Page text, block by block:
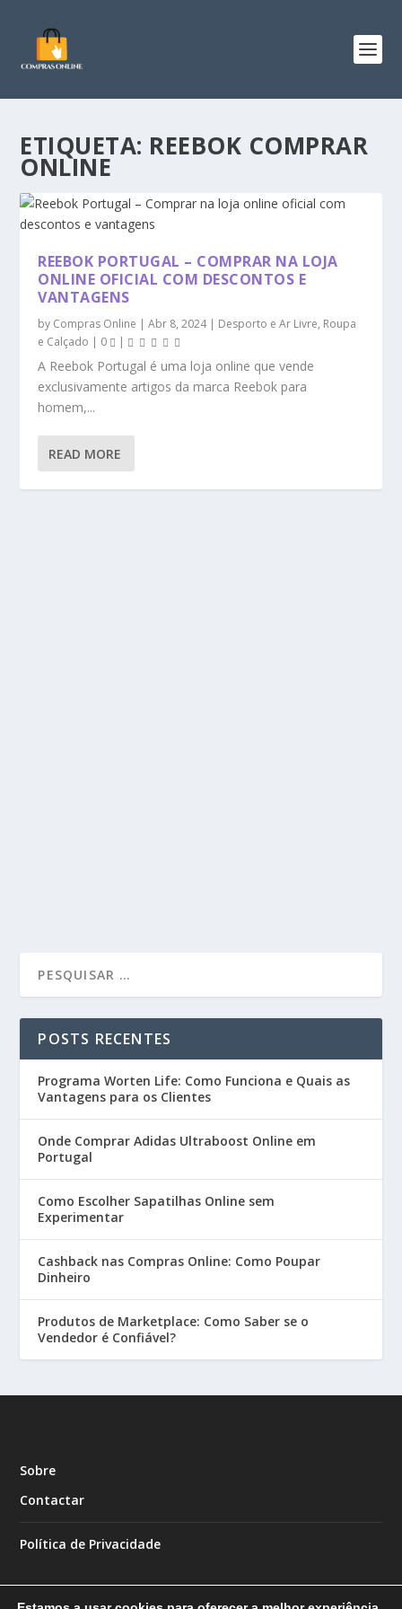
ETIQUETA: REEBOK COMPRAR
ONLINE
REEBOK PORTUGAL – COMPRAR NA LOJA
ONLINE OFICIAL COM DESCONTOS E
VANTAGENS
by Compras Online |Abr 8, 2024| Desporto e Ar Livre, Roupa
e Calçado | 0 |
A Reebok Portugal é uma loja online que vende
exclusivamente artigos da marca Reebok para
homem,...
READ MORE
POSTS RECENTES
Programa Worten Life: Como Funciona e Quais as
Vantagens para os Clientes
Onde Comprar Adidas Ultraboost Online em
Portugal
Como Escolher Sapatilhas Online sem
Experimentar
Cashback nas Compras Online: Como Poupar
Dinheiro
Produtos de Marketplace: Como Saber se o
Vendedor é Confiável?
Sobre
Contactar
Política de Privacidade